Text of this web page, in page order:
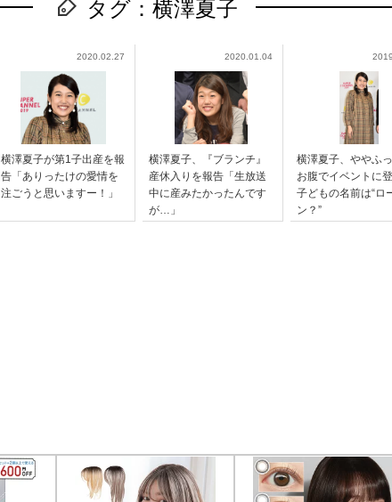
タグ：横澤夏子
2020.02.27
横澤夏子が第1子出産を報
告「ありったけの愛情を
注ごうと思いますー！」
2020.01.04
横澤夏子、『ブランチ』
産休入りを報告「生放送
中に産みたかったんです
が…」
横澤夏子、ややふ
お腹でイベントに
子どもの名前は“ロ
ン？”